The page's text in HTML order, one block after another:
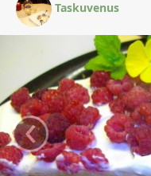
Taskuvenus
‹